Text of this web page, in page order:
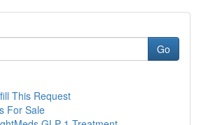
Go
This Request
For Sale